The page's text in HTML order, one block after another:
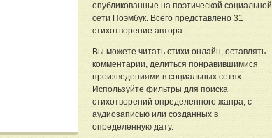
опубликованные на поэтической социальной
сети Поэмбук. Всего представлено 31
стихотворение автора.
Вы можете читать стихи онлайн, оставлять
комментарии, делиться понравившимися
произведениями в социальных сетях.
Используйте фильтры для поиска
стихотворений определенного жанра, с
аудиозаписью или созданных в
определенную дату.